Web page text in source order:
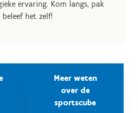
ervaring. Kom langs, pak
het zelf!
Meer weten
over de
sportscube